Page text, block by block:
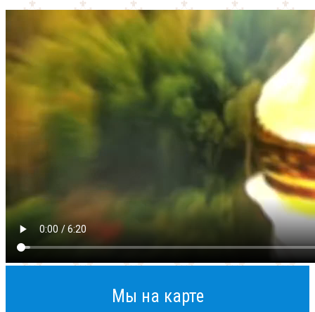
Мы на карте